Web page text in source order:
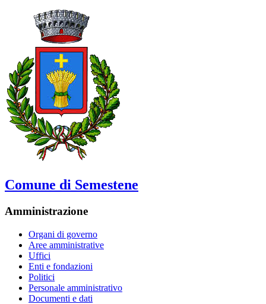
Comune di Semestene
Amministrazione
Organi di governo
Aree amministrative
Uffici
Enti e fondazioni
Politici
Personale amministrativo
Documenti e dati